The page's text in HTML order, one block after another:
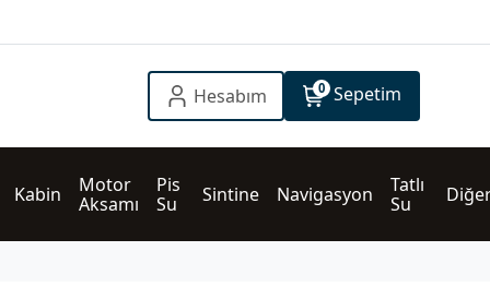
Hesabım 0 Sepetim
Kabin
Motor
Aksamı
Pis
Su
Sintine Navigasyon
Tatlı
Su